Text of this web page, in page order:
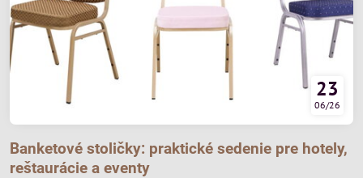
23
06/26
Banketové stoličky: praktické sedenie pre hotely,
reštaurácie a eventy